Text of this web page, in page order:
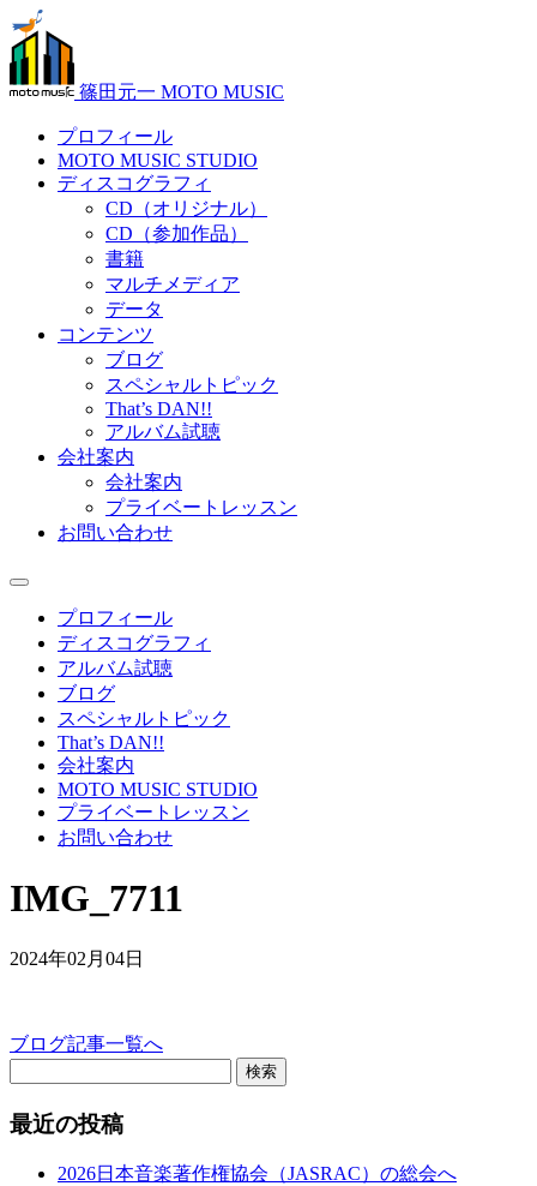
篠田元一 MOTO MUSIC
プロフィール
MOTO MUSIC STUDIO
ディスコグラフィ
CD（オリジナル）
CD（参加作品）
書籍
マルチメディア
データ
コンテンツ
ブログ
スペシャルトピック
That’s DAN!!
アルバム試聴
会社案内
会社案内
プライベートレッスン
お問い合わせ
プロフィール
ディスコグラフィ
アルバム試聴
ブログ
スペシャルトピック
That’s DAN!!
会社案内
MOTO MUSIC STUDIO
プライベートレッスン
お問い合わせ
IMG_7711
2024年02月04日
ブログ記事一覧へ
検索
最近の投稿
2026日本音楽著作権協会（JASRAC）の総会へ